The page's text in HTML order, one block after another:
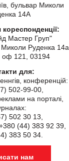
бульвар Миколи
14А
Мастер Груп"
Руденка 14а,
оф 121, 03194
для:
конференцій:
502-99-00,
на порталі,
502 30 13,
(44) 383 92 39,
383 50 34.
нам